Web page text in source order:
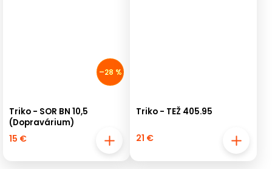
–28 %
Triko - SOR BN 10,5
(Dopravárium)
15 €
Triko - TEŽ 405.95
21 €